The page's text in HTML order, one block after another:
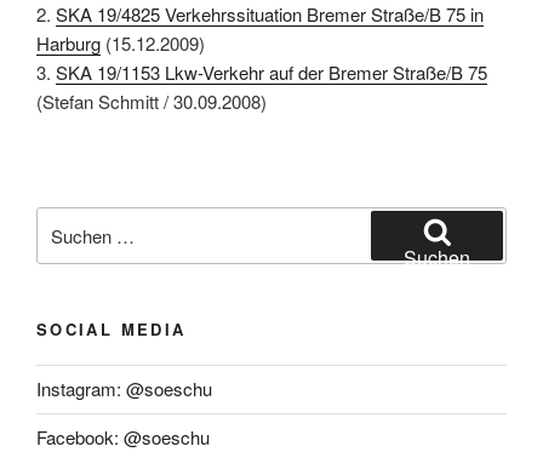
2. SKA 19/4825 Verkehrssituation Bremer Straße/B 75 in
Harburg (15.12.2009)
3. SKA 19/1153 Lkw-Verkehr auf der Bremer Straße/B 75
(Stefan Schmitt / 30.09.2008)
nach:
Suchen
SOCIAL MEDIA
Instagram: @soeschu
Facebook: @soeschu